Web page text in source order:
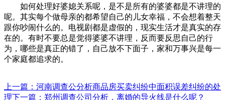
如何处理好婆媳关系呢，是不是所有的婆婆都是不讲理的
呢。其实每个做母亲的都希望自己的儿女幸福，不会想着整天
跟你吵闹什么的。电视剧都是虚假的，现实生活才是真实的存
在的。有时不要总是觉得婆婆不讲理，反而要反思自己的行
为，哪些是真正的错了，自己放不下面子，家和万事兴是每一
个家庭都追求的。
上一篇：河南调查公分析商品房买卖纠纷中面积误差纠纷的处
理下一篇：郑州调查公司分析，离婚的导火线是什么呢？